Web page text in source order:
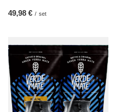
49,98 € / set